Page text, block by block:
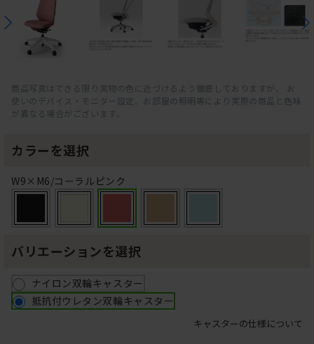
商品写真はできる限り実物の色に近づけるよう徹底しておりますが、 お
使いのデバイス・モニター設定、お部屋の照明等により実際の商品と色味
が異なる場合がございます。
カラーを選択
W9×M6/コーラルピンク
バリエーションを選択
ナイロン双輪キャスター
抵抗付ウレタン双輪キャスター
キャスターの仕様について